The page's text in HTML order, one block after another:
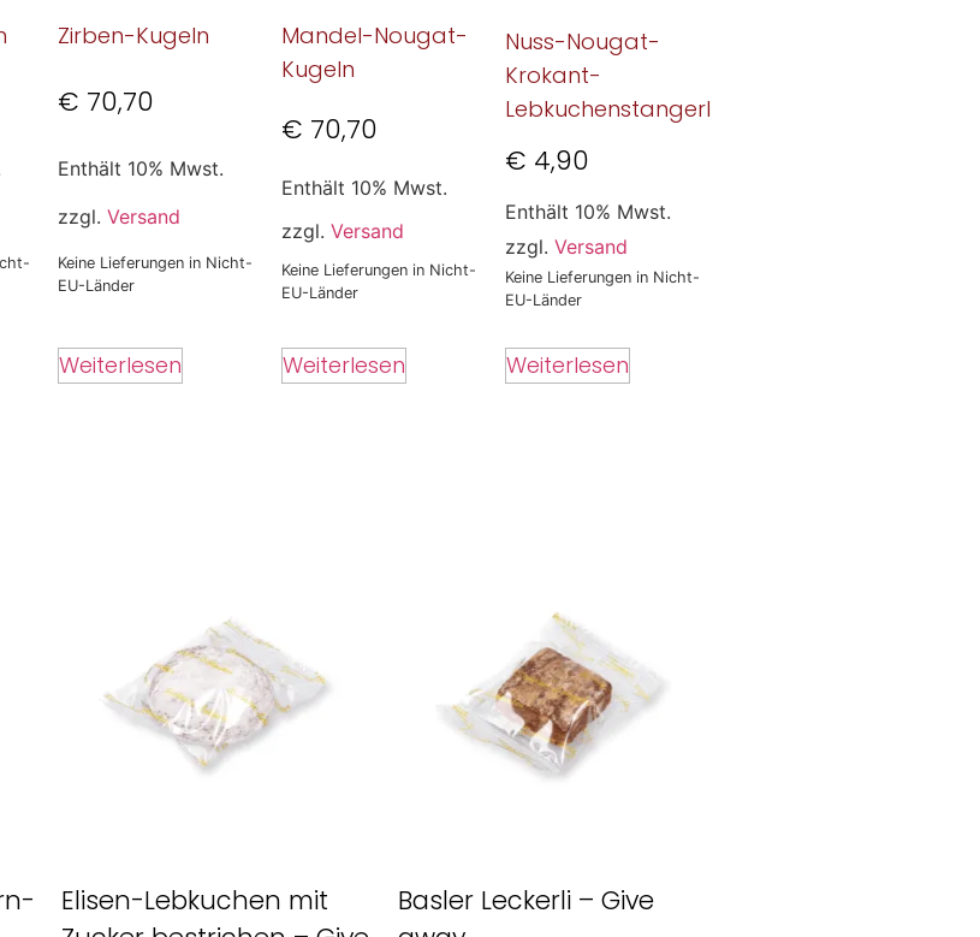
Zirben-Kugeln
€ 70,70
Enthält 10% Mwst.
zzgl.Versand
Keine Lieferungen in Nicht-
EU-Länder
Weiterlesen
Mandel-Nougat-
Kugeln
€ 70,70
Enthält 10% Mwst.
zzgl.Versand
Keine Lieferungen in Nicht-
EU-Länder
Weiterlesen
Nuss-Nougat-
Krokant-
Lebkuchenstangerl
€ 4,90
Enthält 10% Mwst.
zzgl. Versand
Keine Lieferungen in Nicht-
EU-Länder
Weiterlesen
Elisen-Lebkuchen mit
Basler Leckerli – Give